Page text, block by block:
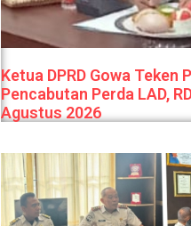
Ketua DPRD Gowa Teken
Pencabutan Perda LAD,
Agustus 2026